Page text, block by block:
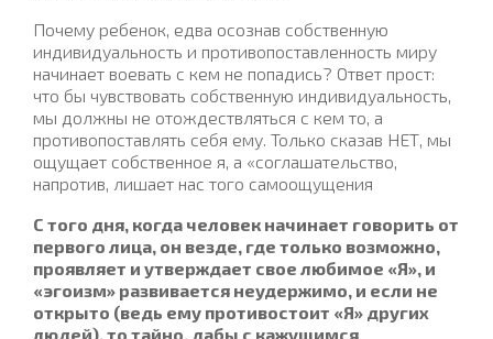
Почему ребенок, едва осознав собственную
индивидуальность и противопоставленность миру
начинает воевать с кем не попадись? Ответ прост:
что бы чувствовать собственную индивидуальность,
мы должны не отождествляться с кем то, а
противопоставлять себя ему. Только сказав НЕТ, мы
ощущает собственное я, а «соглашательство,
напротив, лишает нас того самоощущения
С того дня, когда человек начинает говорить от
первого лица, он везде, где только возможно,
проявляет и утверждает свое любимое «Я», и
«эгоизм» развивается неудержимо, и если не
открыто (ведь ему противостоит «Я» других
людей), то тайно, дабы с кажущимся